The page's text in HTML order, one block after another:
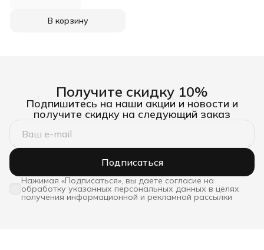
В корзину
Получите скидку 10%
Подпишитесь на наши акции и новости и
получите скидку на следующий заказ
Подписаться
Нажимая «Подписаться», вы даете согласие на
обработку указанных персональных данных в целях
получения информационной и рекламной рассылки